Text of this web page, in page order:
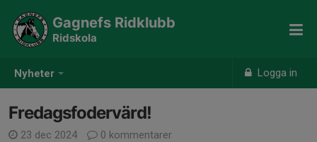
Nyheter Logga in
Gagnefs Ridklubb
Ridskola
Fredagsfodervärd!
23 dec 2024
0 kommentarer